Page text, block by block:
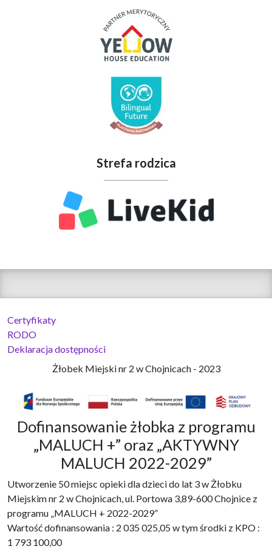
Strefa rodzica
Certyfikaty
RODO
Deklaracja dostępności
Żłobek Miejski nr 2 w Chojnicach - 2023
Dofinansowanie żłobka z programu
„MALUCH +” oraz „AKTYWNY
MALUCH 2022-2029”
Utworzenie 50 miejsc opieki dla dzieci do lat 3 w Żłobku
Miejskim nr 2 w Chojnicach, ul. Portowa 3,89-600 Chojnice z
programu „MALUCH + 2022-2029”
Wartość dofinansowania : 2 035 025,05 w tym środki z KPO :
1 793 100,00